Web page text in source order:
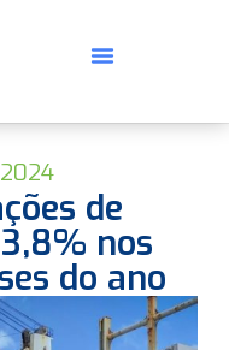
de
nos
do ano